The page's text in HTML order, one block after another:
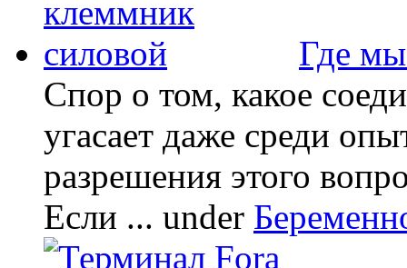
Где
Спор о том, какое
угасает даже среди
разрешения этого
Если ... under